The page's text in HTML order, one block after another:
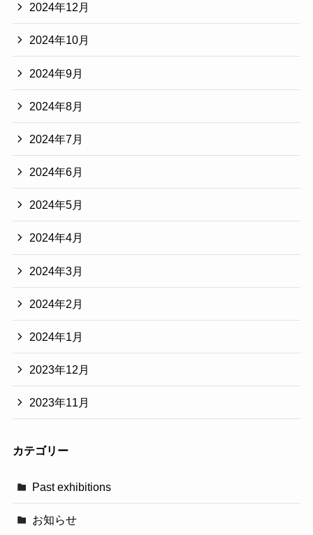
2024年12月
2024年10月
2024年9月
2024年8月
2024年7月
2024年6月
2024年5月
2024年4月
2024年3月
2024年2月
2024年1月
2023年12月
2023年11月
カテゴリー
Past exhibitions
お知らせ